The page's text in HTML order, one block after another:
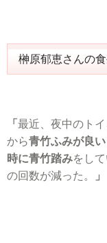
榊原郁恵さんの
「 最近、夜中のト
から青竹ふみが良い
時に青竹踏みをして
の回数が減った。
」